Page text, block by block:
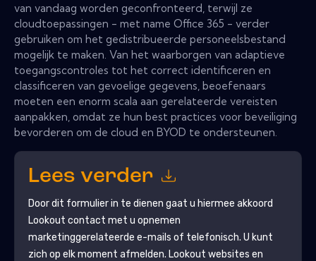
van vandaag worden geconfronteerd, terwijl ze
cloudtoepassingen - met name Office 365 - verder
gebruiken om het gedistribueerde personeelsbestand
mogelijk te maken. Van het waarborgen van adaptieve
toegangscontroles tot het correct identificeren en
classificeren van gevoelige gegevens, beoefenaars
moeten een enorm scala aan gerelateerde vereisten
aanpakken, omdat ze hun best practices voor beveiliging
bevorderen om de cloud en BYOD te ondersteunen.
Lees verder
Door dit formulier in te dienen gaat u hiermee akkoord
Lookout contact met u opnemen
marketinggerelateerde e-mails of telefonisch. U kunt
zich op elk moment afmelden. Lookout websites en